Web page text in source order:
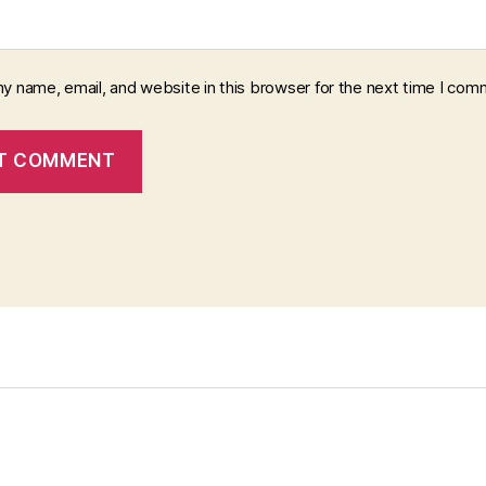
name, email, and website in this browser for the next time I